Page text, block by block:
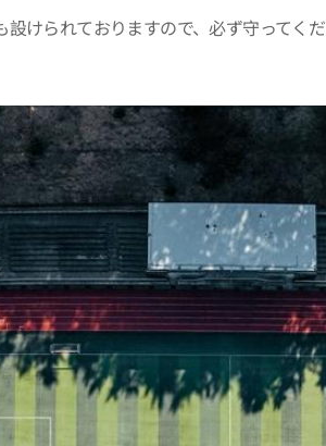
けられておりますので、必ず守ってく